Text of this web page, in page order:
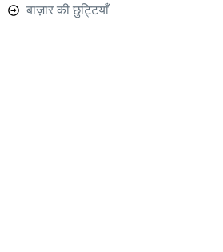
बाज़ार की छुट्टियाँ